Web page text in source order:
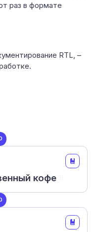
раз в формате
RTL, –
кофе